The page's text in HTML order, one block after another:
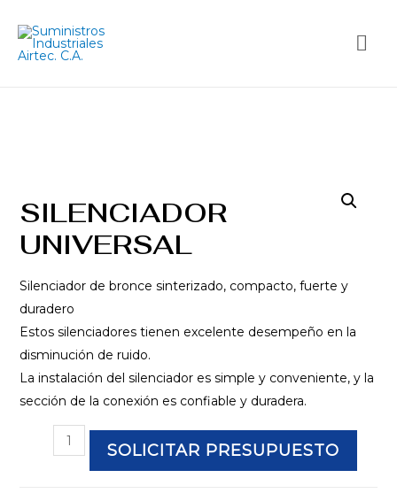
SILENCIADOR
UNIVERSAL
Silenciador de bronce sinterizado, compacto, fuerte y
duradero
Estos silenciadores tienen excelente desempeño en la
disminución de ruido.
La instalación del silenciador es simple y conveniente, y la
sección de la conexión es confiable y duradera.
SOLICITAR PRESUPUESTO